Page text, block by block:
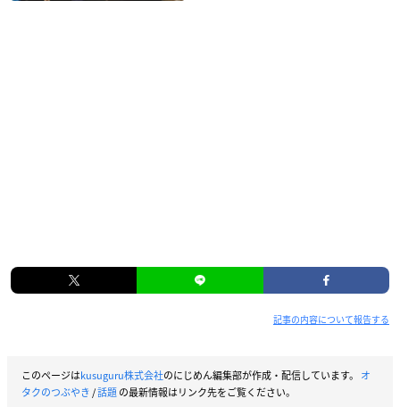
記事の内容について報告する
このページはkusuguru株式会社のにじめん編集部が作成・配信しています。 オ
タクのつぶやき/話題の最新情報はリンク先をご覧ください。